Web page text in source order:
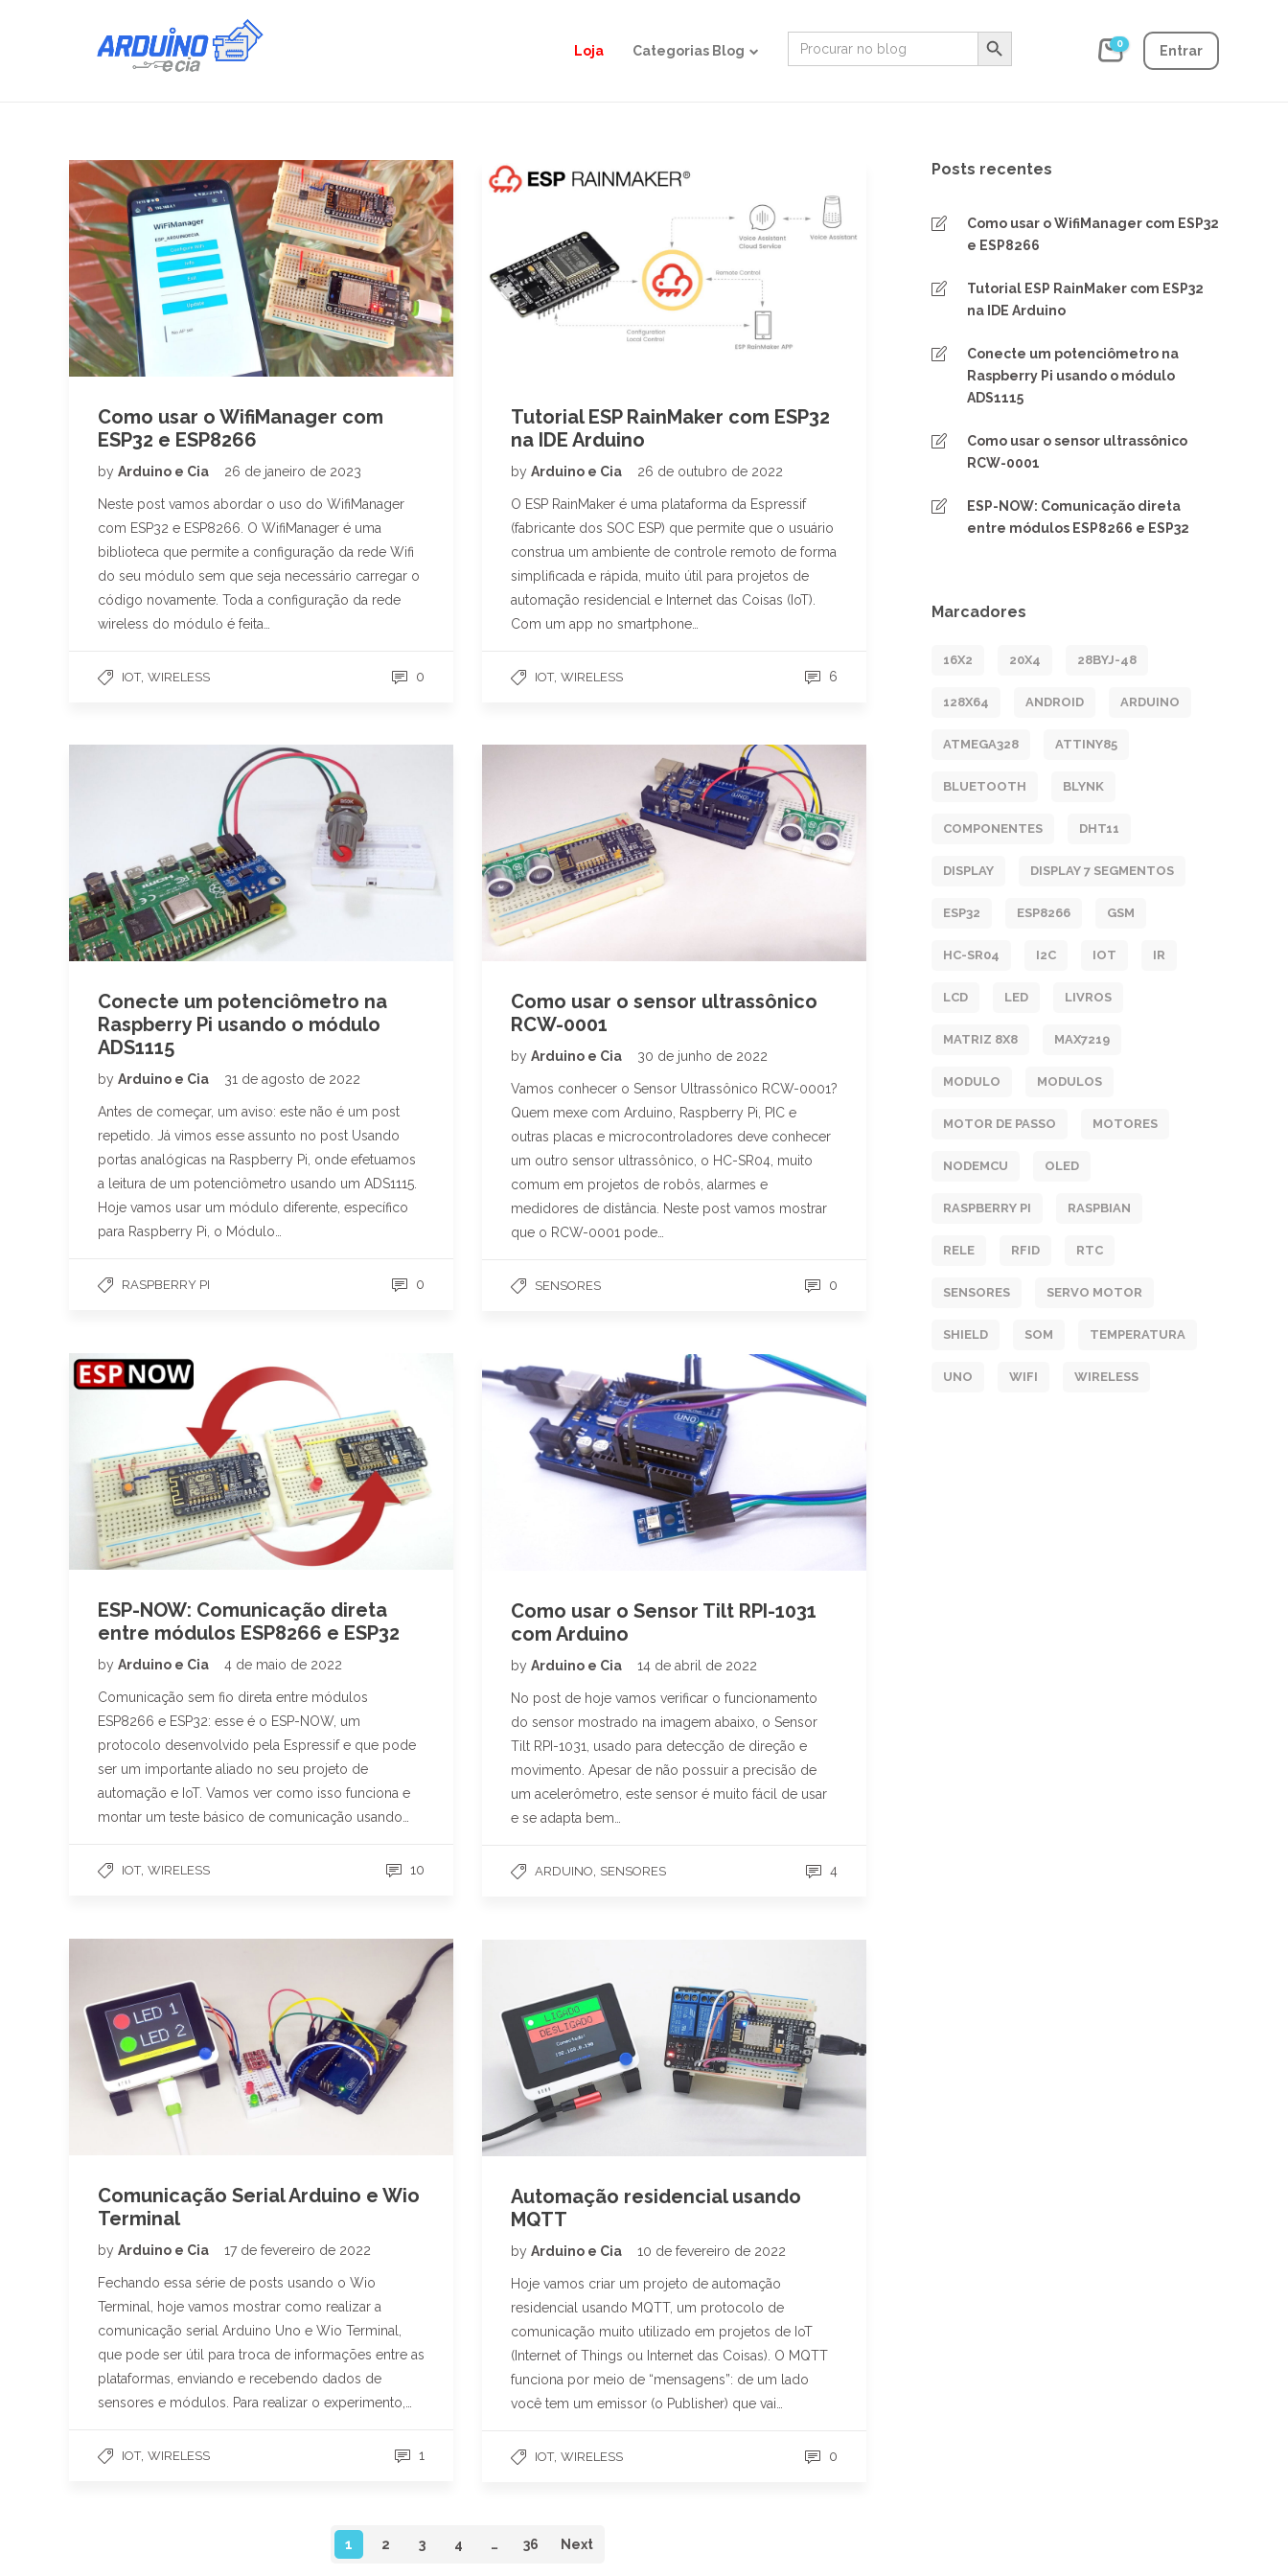
Loja Categorias Blog
Search
for:
Search Button
0 Entrar
Como usar o WifiManager com
ESP32 e ESP8266
by Arduino e Cia 26 de janeiro de 2023
Neste post vamos abordar o uso do WifiManager
com ESP32 e ESP8266. O WifiManager é uma
biblioteca que permite a configuração da rede Wifi
do seu módulo sem que seja necessário carregar o
código novamente. Toda a configuração da rede
wireless do módulo é feita…
IOT, WIRELESS 0
Tutorial ESP RainMaker com ESP32
na IDE Arduino
by Arduino e Cia 26 de outubro de 2022
O ESP RainMaker é uma plataforma da Espressif
(fabricante dos SOC ESP) que permite que o usuário
construa um ambiente de controle remoto de forma
simplificada e rápida, muito útil para projetos de
automação residencial e Internet das Coisas (IoT).
Com um app no smartphone…
IOT, WIRELESS 6
Conecte um potenciômetro na
Raspberry Pi usando o módulo
ADS1115
by Arduino e Cia 31 de agosto de 2022
Antes de começar, um aviso: este não é um post
repetido. Já vimos esse assunto no post Usando
portas analógicas na Raspberry Pi, onde efetuamos
a leitura de um potenciômetro usando um ADS1115.
Hoje vamos usar um módulo diferente, específico
para Raspberry Pi, o Módulo…
RASPBERRY PI 0
Como usar o sensor ultrassônico
RCW-0001
by Arduino e Cia 30 de junho de 2022
Vamos conhecer o Sensor Ultrassônico RCW-0001?
Quem mexe com Arduino, Raspberry Pi, PIC e
outras placas e microcontroladores deve conhecer
um outro sensor ultrassônico, o HC-SR04, muito
comum em projetos de robôs, alarmes e
medidores de distância. Neste post vamos mostrar
que o RCW-0001 pode…
SENSORES 0
ESP-NOW: Comunicação direta
entre módulos ESP8266 e ESP32
by Arduino e Cia 4 de maio de 2022
Comunicação sem fio direta entre módulos
ESP8266 e ESP32: esse é o ESP-NOW, um
protocolo desenvolvido pela Espressif e que pode
ser um importante aliado no seu projeto de
automação e IoT. Vamos ver como isso funciona e
montar um teste básico de comunicação usando…
IOT, WIRELESS 10
Como usar o Sensor Tilt RPI-1031
com Arduino
by Arduino e Cia 14 de abril de 2022
No post de hoje vamos verificar o funcionamento
do sensor mostrado na imagem abaixo, o Sensor
Tilt RPI-1031, usado para detecção de direção e
movimento. Apesar de não possuir a precisão de
um acelerômetro, este sensor é muito fácil de usar
e se adapta bem…
ARDUINO SENSORES 4
Comunicação Serial Arduino e Wio
Terminal
by Arduino e Cia 17 de fevereiro de 2022
Fechando essa série de posts usando o Wio
Terminal, hoje vamos mostrar como realizar a
comunicação serial Arduino Uno e Wio Terminal,
que pode ser útil para troca de informações entre as
plataformas, enviando e recebendo dados de
sensores e módulos. Para realizar o experimento,…
IOT, WIRELESS 1
Automação residencial usando
MQTT
by Arduino e Cia 10 de fevereiro de 2022
Hoje vamos criar um projeto de automação
residencial usando MQTT, um protocolo de
comunicação muito utilizado em projetos de IoT
(Internet of Things ou Internet das Coisas). O MQTT
funciona por meio de “mensagens”: de um lado
você tem um emissor (o Publisher) que vai…
IOT, WIRELESS 0
1 2 3 4 … 36 Next
Posts recentes
Como usar o WifiManager com ESP32
e ESP8266
Tutorial ESP RainMaker com ESP32
na IDE Arduino
Conecte um potenciômetro na
Raspberry Pi usando o módulo
ADS1115
Como usar o sensor ultrassônico
RCW-0001
ESP-NOW: Comunicação direta
entre módulos ESP8266 e ESP32
Marcadores
16X2 20X4 28BYJ-48
128X64 ANDROID ARDUINO
ATMEGA328 ATTINY85
BLUETOOTH BLYNK
COMPONENTES DHT11
DISPLAY DISPLAY 7 SEGMENTOS
ESP32 ESP8266 GSM
HC-SR04 I2C IOT IR
LCD LED LIVROS
MATRIZ 8X8 MAX7219
MODULO MODULOS
MOTOR DE PASSO MOTORES
NODEMCU OLED
RASPBERRY PI RASPBIAN
RELE RFID RTC
SENSORES SERVO MOTOR
SHIELD SOM TEMPERATURA
UNO WIFI WIRELESS